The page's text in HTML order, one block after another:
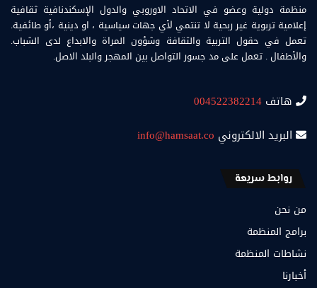
منظمة دولية وعضو في الاتحاد الاوروبي والدول الإسكندنافية ثقافية
إعلامية تربوية غير ربحية لا تنتمي لأي جهات سياسية ، او دينية ،أو طائفية.
تعمل في حقول التربية والثقافة وشؤون المراة والابداع لدى الشباب.
والأطفال . تعمل على مد جسور التواصل بين المهجر والبلد الاصل.
هاتف 004522382214
البريد الالكتروني info@hamsaat.co
روابط سريعة
من نحن
برامج المنظمة
نشاطات المنظمة
أخبارنا